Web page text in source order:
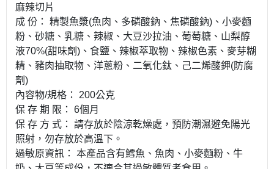
麻辣切片
成 份： 精製魚漿(魚肉、多磷酸鈉、焦磷酸鈉)、小麥麵
粉、砂糖、乳糖、辣椒、大豆沙拉油、葡萄糖、山梨醇
液70%(甜味劑)、食鹽、辣椒萃取物、辣椒色素、麥芽糊
精、豬肉抽取物、洋蔥粉、二氧化鈦、己二烯酸鉀(防腐
劑)
內容物/規格： 200公克
保 存 期 限： 6個月
保 存 方 式： 請存放於陰涼乾燥處，預防潮濕避免陽光
照射，勿存放於高溫下。
過敏原資訊： 本產品含有鱈魚、魚肉、小麥麵粉、牛